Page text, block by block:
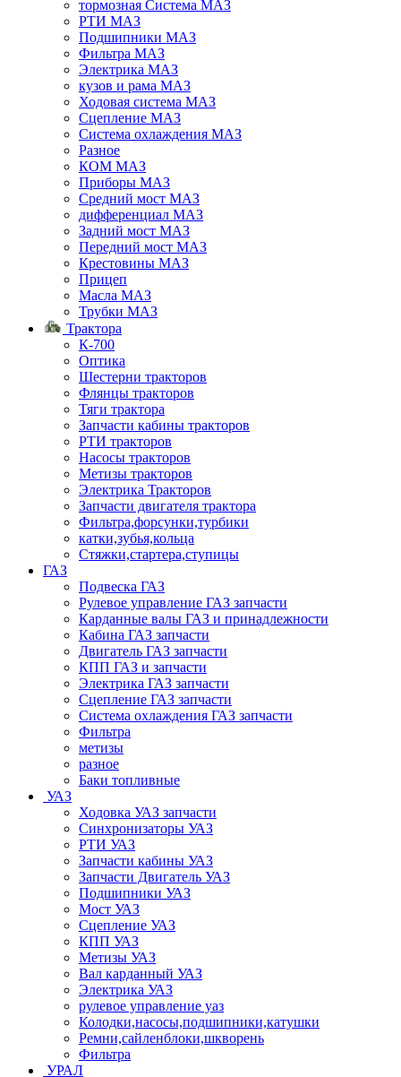
тормозная Система МАЗ
РТИ МАЗ
Подшипники МАЗ
Фильтра МАЗ
Электрика МАЗ
кузов и рама МАЗ
Ходовая система МАЗ
Сцепление МАЗ
Система охлаждения МАЗ
Разное
КОМ МАЗ
Приборы МАЗ
Средний мост МАЗ
дифференциал МАЗ
Задний мост МАЗ
Передний мост МАЗ
Крестовины МАЗ
Прицеп
Масла МАЗ
Трубки МАЗ
Трактора
К-700
Оптика
Шестерни тракторов
Флянцы тракторов
Тяги трактора
Запчасти кабины тракторов
РТИ тракторов
Насосы тракторов
Метизы тракторов
Электрика Тракторов
Запчасти двигателя трактора
Фильтра,форсунки,турбики
катки,зубья,кольца
Стяжки,стартера,ступицы
ГАЗ
Подвеска ГАЗ
Рулевое управление ГАЗ запчасти
Карданные валы ГАЗ и принадлежности
Кабина ГАЗ запчасти
Двигатель ГАЗ запчасти
КПП ГАЗ и запчасти
Электрика ГАЗ запчасти
Сцепление ГАЗ запчасти
Система охлаждения ГАЗ запчасти
Фильтра
метизы
разное
Баки топливные
УАЗ
Ходовка УАЗ запчасти
Синхронизаторы УАЗ
РТИ УАЗ
Запчасти кабины УАЗ
Запчасти Двигатель УАЗ
Подшипники УАЗ
Мост УАЗ
Сцепление УАЗ
КПП УАЗ
Метизы УАЗ
Вал карданный УАЗ
Электрика УАЗ
рулевое управление уаз
Колодки,насосы,подшипники,катушки
Ремни,сайленблоки,шкворень
Фильтра
УРАЛ